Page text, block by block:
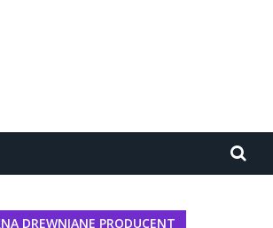
DREWNIANE PRODUCENT